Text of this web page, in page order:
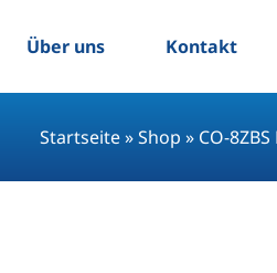
Über uns Kontakt
Startseite»Shop » CO-